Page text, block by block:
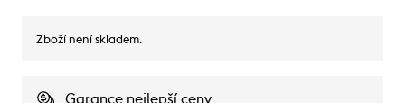
Zboží není skladem.
Garance nejlepší ceny